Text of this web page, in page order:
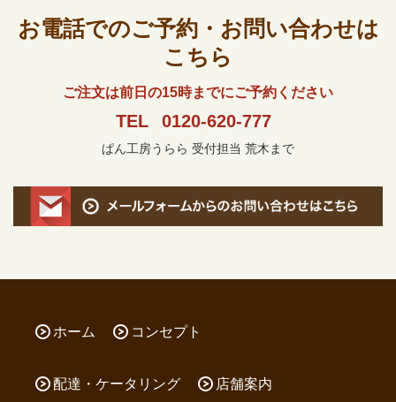
お電話でのご予約・お問い合わせは
こちら
ご注文は前日の15時までにご予約ください
TEL 0120-620-777
ぱん工房うらら 受付担当 荒木まで
ホーム コンセプト
配達・ケータリング 店舗案内